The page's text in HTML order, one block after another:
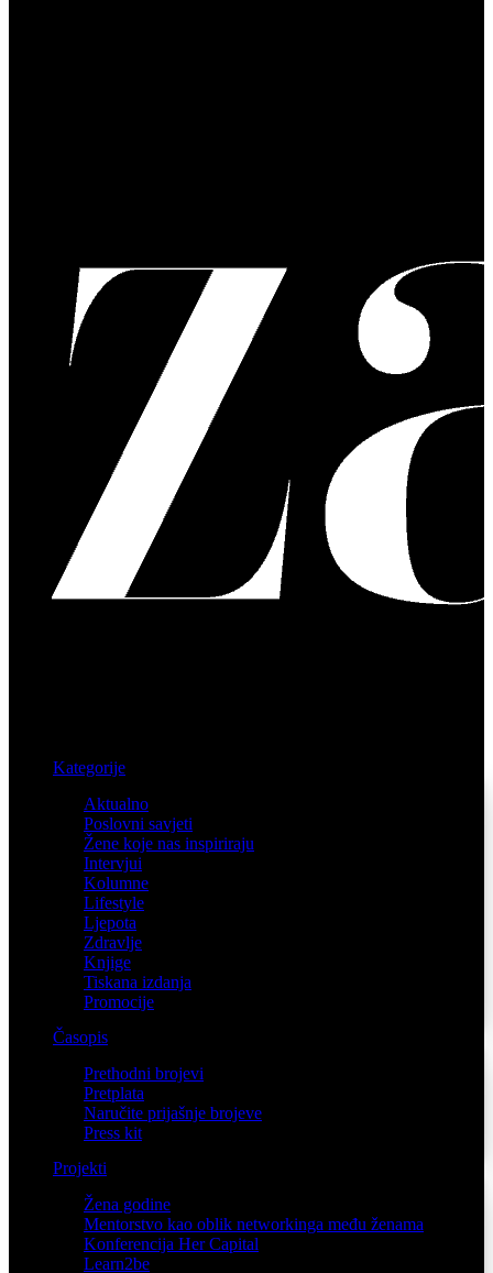
Kategorije
Aktualno
Poslovni savjeti
Žene koje nas inspiriraju
Intervjui
Kolumne
Lifestyle
Ljepota
Zdravlje
Knjige
Tiskana izdanja
Promocije
Časopis
Prethodni brojevi
Pretplata
Naručite prijašnje brojeve
Press kit
Projekti
Žena godine
Mentorstvo kao oblik networkinga među ženama
Konferencija Her Capital
Learn2be